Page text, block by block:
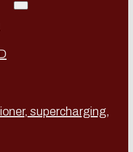
supercharging,